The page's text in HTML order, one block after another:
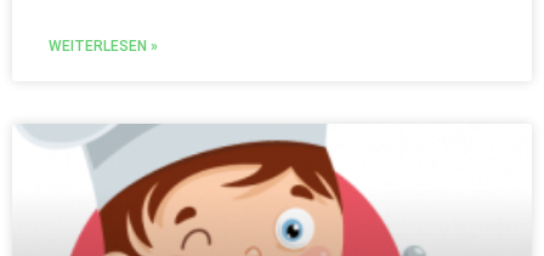
WEITERLESEN »